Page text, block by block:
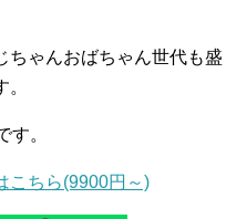
ちゃんおばちゃん世代も盛
す。
こちら(9900円～)